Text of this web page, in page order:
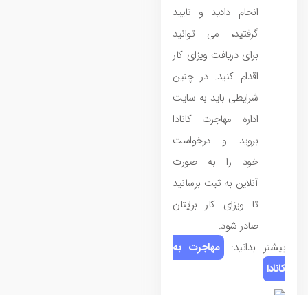
انجام دادید و تایید
گرفتید، می‌ توانید
برای دریافت ویزای کار
اقدام کنید. در چنین
شرایطی باید به سایت
اداره مهاجرت کانادا
بروید و درخواست
خود را به صورت
آنلاین به ثبت برسانید
تا ویزای کار برایتان
صادر شود.
بیشتر بدانید:
مهاجرت به
کانادا